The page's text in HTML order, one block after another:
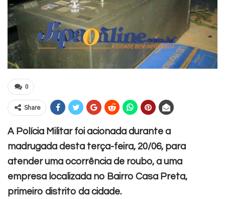
0
Share
A Polícia Militar foi acionada durante a
madrugada desta terça-feira, 20/06, para
atender uma ocorrência de roubo, a uma
empresa localizada no Bairro Casa Preta,
primeiro distrito da cidade.